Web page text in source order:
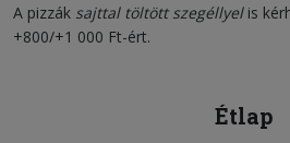
A pizzák sajttal töltött szegéllyelis
+800/+1 000 Ft-ért.
Étlap